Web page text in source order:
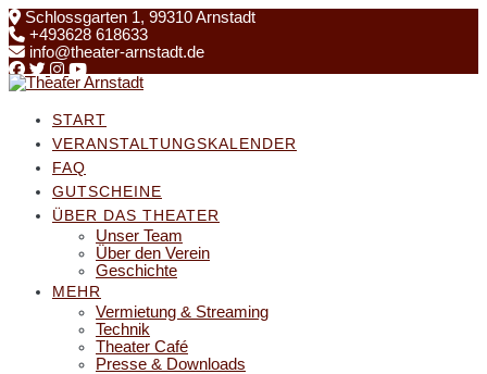
Skip
to
content
Schlossgarten 1, 99310 Arnstadt
+493628 618633
info@theater-arnstadt.de
START
VERANSTALTUNGSKALENDER
FAQ
GUTSCHEINE
ÜBER DAS THEATER
Unser Team
Über den Verein
Geschichte
MEHR
Vermietung & Streaming
Technik
Theater Café
Presse & Downloads